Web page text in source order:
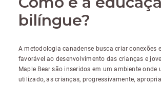
bilíngue?
A metodologia canadense busca criar conexões
favorável ao desenvolvimento das crianças e
Maple Bear são inseridos em um ambiente onde
utilizado, as crianças, progressivamente,